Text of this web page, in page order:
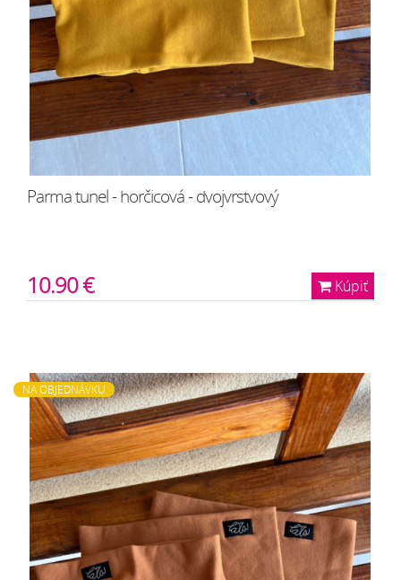
Parma tunel - horčicová - dvojvrstvový
Kúpiť
10.90 €
NA OBJEDNÁVKU